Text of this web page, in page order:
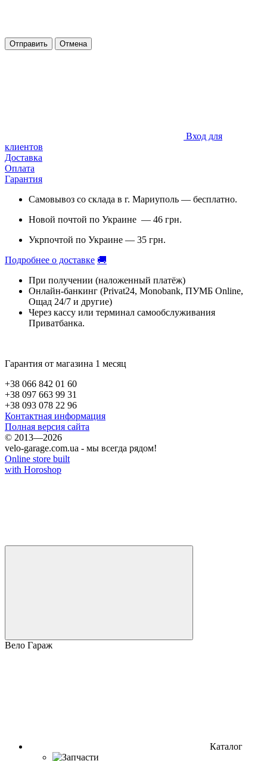
Отправить Отмена
Вход для
клиентов
Доставка
Оплата
Гарантия
Самовывоз со склада в г. Мариуполь — бесплатно.
Новой почтой по Украине — 46 грн.
Укрпочтой по Украине — 35 грн.
Подробнее о доставке 🚚
При получении (наложенный платёж)
Онлайн-банкинг (Privat24, Monobank, ПУМБ Online,
Ощад 24/7 и другие)
Через кассу или терминал самообслуживания
Приватбанка.
Гарантия от магазина 1 месяц
+38 066 842 01 60
+38 097 663 99 31
+38 093 078 22 96
Контактная информация
Полная версия сайта
© 2013—2026
velo-garage.com.ua - мы всегда рядом!
Online store built
with Horoshop
Вело Гараж
Каталог